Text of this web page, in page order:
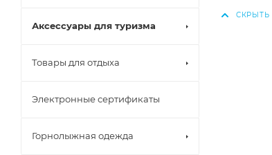
Аксессуары для туризма
Товары для отдыха
Электронные сертификаты
Горнолыжная одежда